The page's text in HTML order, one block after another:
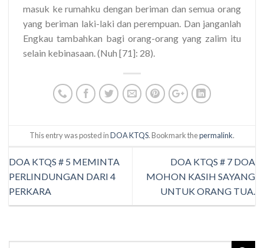
masuk ke rumahku dengan beriman dan semua orang
yang beriman laki-laki dan perempuan. Dan janganlah
Engkau tambahkan bagi orang-orang yang zalim itu
selain kebinasaan. (Nuh [71]: 28).
This entry was posted inDOA KTQS. Bookmark thepermalink.
DOA KTQS # 5 MEMINTA
PERLINDUNGAN DARI 4
PERKARA
DOA KTQS # 7 DOA
MOHON KASIH SAYANG
UNTUK ORANG TUA.